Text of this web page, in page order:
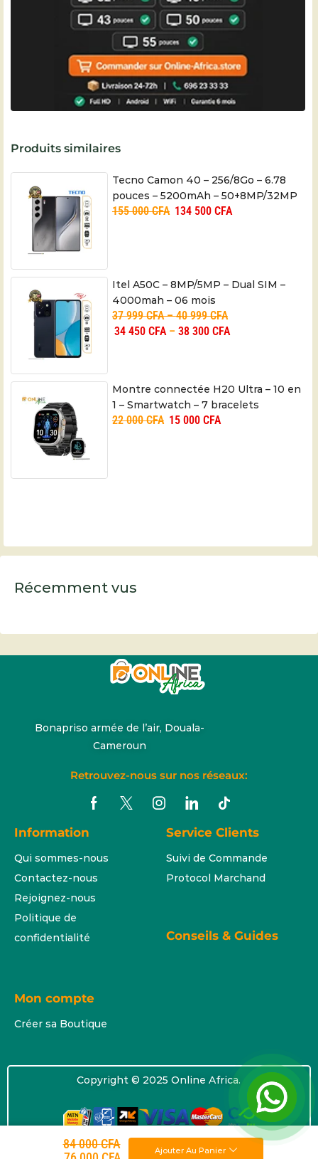
84 000CFA
Ajouter Au Panier
Produits similaires
Tecno Camon 40 – 256/8Go – 6.78
pouces – 5200mAh – 50+8MP/32MP
– 06 mois
155 000CFA 134 500 CFA
Itel A50C – 8MP/5MP – Dual SIM –
4000mah – 06 mois
37 999CFA–40 999CFA
34 450 CFA– 38 300 CFA
Montre connectée H20 Ultra – 10 en
1 – Smartwatch – 7 bracelets
22 000CFA 15 000 CFA
Récemment vus
Bonapriso armée de l’air, Douala-
Cameroun
Retrouvez-nous sur nos réseaux:
Information
Qui sommes-nous
Contactez-nous
Rejoignez-nous
Politique de
confidentialité
Service Clients
Suivi de Commande
Protocol Marchand
Conseils & Guides
Mon compte
Créer sa Boutique
Copyright © 2025 Online Africa.